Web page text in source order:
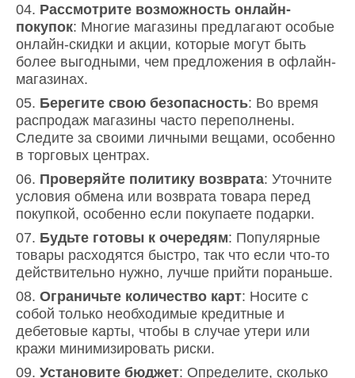
Рассмотрите возможность онлайн-
покупок: Многие магазины предлагают особые
онлайн-скидки и акции, которые могут быть
более выгодными, чем предложения в офлайн-
магазинах.
Берегите свою безопасность: Во время
распродаж магазины часто переполнены.
Следите за своими личными вещами, особенно
в торговых центрах.
Проверяйте политику возврата: Уточните
условия обмена или возврата товара перед
покупкой, особенно если покупаете подарки.
Будьте готовы к очередям: Популярные
товары расходятся быстро, так что если что-то
действительно нужно, лучше прийти пораньше.
Ограничьте количество карт: Носите с
собой только необходимые кредитные и
дебетовые карты, чтобы в случае утери или
кражи минимизировать риски.
Установите бюджет: Определите, сколько